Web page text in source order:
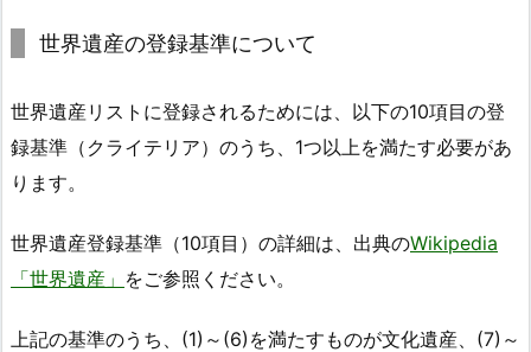
世界遺産の登録基準について
世界遺産リストに登録されるためには、以下の10項目の登
録基準（クライテリア）のうち、1つ以上を満たす必要があ
ります。
世界遺産登録基準（10項目）の詳細は、出典のWikipedia
「世界遺産」 をご参照ください。
上記の基準のうち、(1)～(6)を満たすものが文化遺産、(7)～